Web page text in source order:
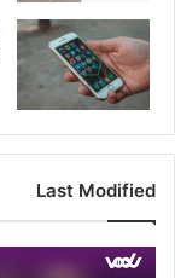
Last Modified